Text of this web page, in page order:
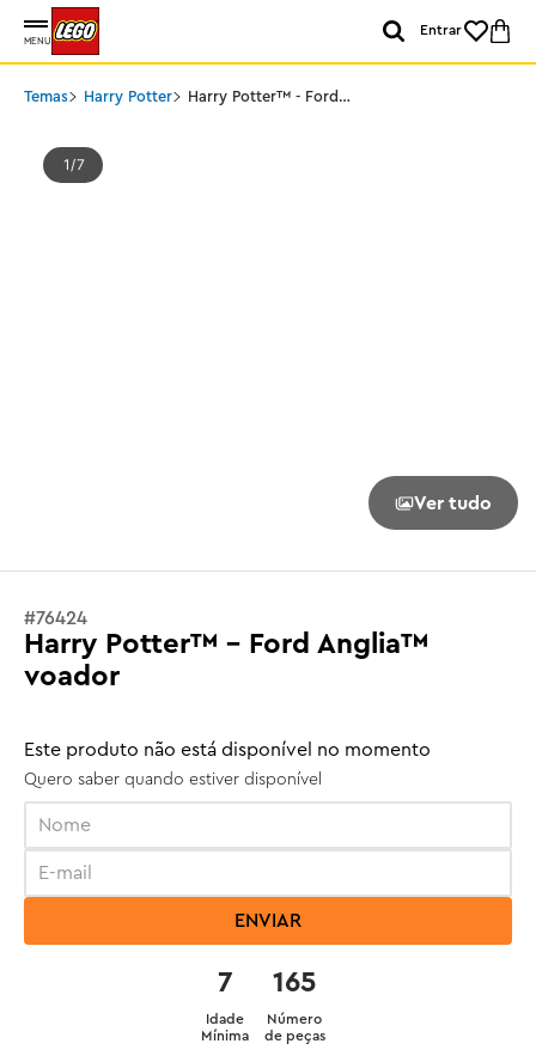
MENU
Entrar
Temas Harry Potter
Harry Potter™ - Ford
1 7
Ver tudo
#76424
Harry Potter™ - Ford Anglia™
voador
Este produto não está disponível no momento
Quero saber quando estiver disponível
ENVIAR
165
Número
de peças
7
Idade
Mínima